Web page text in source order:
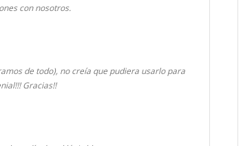
con nosotros.
de todo), no creía que pudiera usarlo para
Gracias!!